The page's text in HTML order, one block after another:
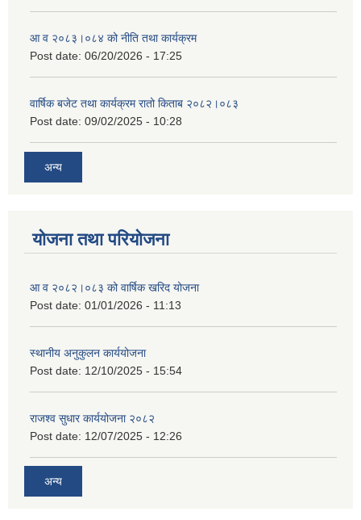
आ व २०८३।०८४ को नीति तथा कार्यक्रम
Post date: 06/20/2026 - 17:25
वार्षिक बजेट तथा कार्यक्रम रातो किताब २०८२।०८३
Post date: 09/02/2025 - 10:28
अन्य
योजना तथा परियोजना
आ व २०८२।०८३ को वार्षिक खरिद योजना
Post date: 01/01/2026 - 11:13
स्थानीय अनुकुलन कार्ययोजना
Post date: 12/10/2025 - 15:54
राजश्व सुधार कार्ययोजना २०८२
Post date: 12/07/2025 - 12:26
अन्य